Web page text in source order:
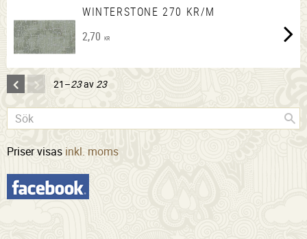
WINTERSTONE 270 KR/M
2,70 KR
21–23av23
Priser visas inkl. moms